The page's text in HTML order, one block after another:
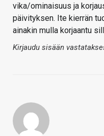
vika/ominaisuus ja
päivityksen. Ite kierrän
ainakin mulla korjaantu
Kirjaudu sisään